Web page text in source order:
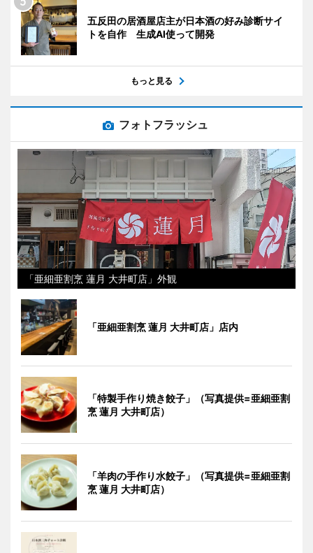
五反田の居酒屋店主が日本酒の好み診断サイ
トを自作 生成AI使って開発
もっと見る
フォトフラッシュ
「亜細亜割烹 蓮月 大井町店」外観
「亜細亜割烹 蓮月 大井町店」店内
「特製手作り焼き餃子」（写真提供=亜細亜割
烹 蓮月 大井町店）
「羊肉の手作り水餃子」（写真提供=亜細亜割
烹 蓮月 大井町店）